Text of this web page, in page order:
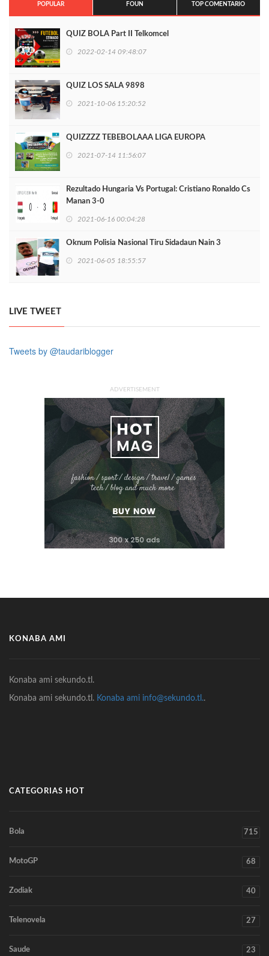
POPULAR FOUN TOP COMENTARIO
QUIZ BOLA Part II Telkomcel
2022-02-14 09:48:07
QUIZ LOS SALA 9898
2021-10-06 15:20:52
QUIZZZZ TEBEBOLAAA LIGA EUROPA
2021-07-14 11:56:07
Rezultado Hungaria Vs Portugal: Cristiano Ronaldo Cs
Manan 3-0
2021-06-16 00:04:28
Oknum Polisia Nasional Tiru Sidadaun Nain 3
2021-06-05 18:55:57
LIVE TWEET
Tweets by @taudariblogger
ADVERTISEMENT
KONABA AMI
Konaba ami sekundo.tl.
Konaba ami sekundo.tl. Konaba ami info@sekundo.tl..
CATEGORIAS HOT
Bola 715
MotoGP 68
Zodiak 40
Telenovela 27
Saude 23